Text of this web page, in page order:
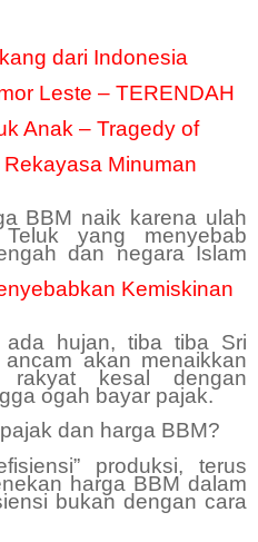
dari Indonesia
Leste – TERENDAH
Anak – Tragedy of
Minuman
BBM naik karena ulah
yang menyebab
dan negara Islam
Kemiskinan
hujan, tiba tiba Sri
akan menaikkan
kesal dengan
ogah bayar pajak.
dan harga BBM?
produksi, terus
harga BBM dalam
bukan dengan cara